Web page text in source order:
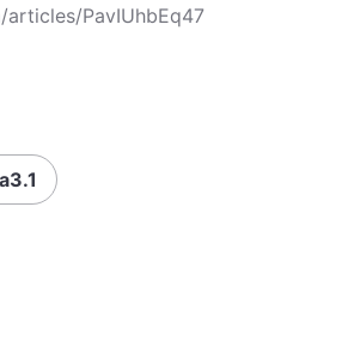
PavIUhbEq47